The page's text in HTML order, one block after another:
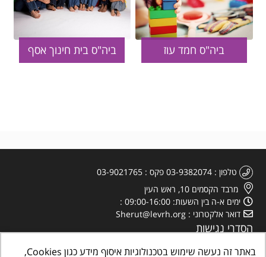
ביה"ס חמד עוז ביה"ס בית חינוך אסף
טלפון 03-9382074 פקס
03-9021765
מרבד הקסמים 10, ראש העין
ימים א-ה בין השעות: 09:00-16:00
דואר אלקטרוני
Sherut@levrh.org
הסדרי נגישות
באתר זה נעשה שימוש בטכנולוגיות איסוף מידע כגון Cookies,